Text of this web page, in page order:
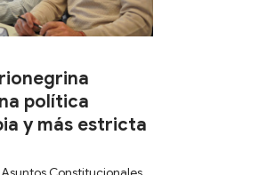
política
y más estricta